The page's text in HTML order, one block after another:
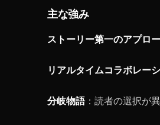
主な強み
ストーリー第一のアプロ
リアルタイムコラボレー
分岐物語：読者の選択が